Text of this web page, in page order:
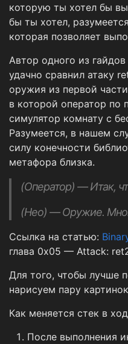
которую ты хотел бы
бы ты хотел,
которая позволяет
Автор одного из
удачно сравнил атаку
оружия из первой
в которой оператор по
симулятор комнату с
Разумеется, в нашем
силу конечности
метафора близка.
(Оператор) — Итак,
(Нео) — Оружие.
Ссылка на статью:
глава 0x05 — Attack:
Для того, чтобы лучше
нарисуем пару
Как меняется стек в
После выполнения